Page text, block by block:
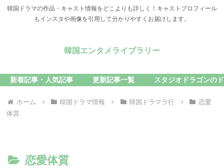
韓国ドラマの作品・キャスト情報をどこよりも詳しく！キャストプロフィール
もインスタや画像を引用して分かりやすくお届けします。
韓国エンタメライブラリー
新着記事・人気記事 更新記事一覧 スタジオドラゴンの
ホーム 韓国ドラマ情報 韓国ドラマラ行
恋愛
体質
恋愛体質